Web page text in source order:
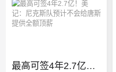
最高可签4年2.7亿！美记：尼克斯队预计不会给唐斯提供全额顶薪